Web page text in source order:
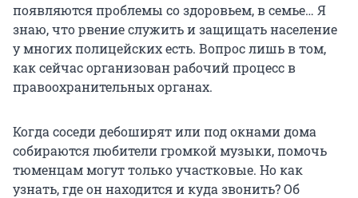
появляются проблемы со здоровьем, в семье… Я
знаю, что рвение служить и защищать население
у многих полицейских есть. Вопрос лишь в том,
как сейчас организован рабочий процесс в
правоохранительных органах.
Когда соседи дебоширят или под окнами дома
собираются любители громкой музыки, помочь
тюменцам могут только участковые. Но как
узнать, где он находится и куда звонить? Об